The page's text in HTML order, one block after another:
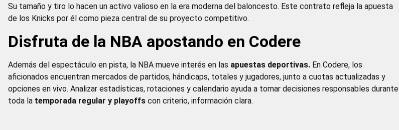
Su tamaño y tiro lo hacen un activo valioso en la era moderna del baloncesto. Este contrato refleja la apuesta
de los Knicks por él como pieza central de su proyecto competitivo.
Disfruta de la NBA apostando en Codere
Además del espectáculo en pista, la NBA mueve interés en las apuestas deportivas. En Codere, los
aficionados encuentran mercados de partidos, hándicaps, totales y jugadores, junto a cuotas actualizadas y
opciones en vivo. Analizar estadísticas, rotaciones y calendario ayuda a tomar decisiones responsables durante
toda la temporada regular y playoffscon criterio, información clara.